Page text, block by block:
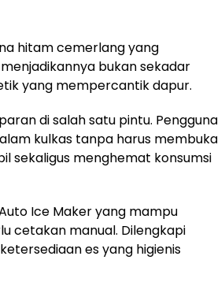
hitam cemerlang yang
bukan sekadar
yang mempercantik dapur.
di salah satu pintu. Pengguna
kulkas tanpa harus membuka
sekaligus menghemat konsumsi
Ice Maker yang mampu
cetakan manual. Dilengkapi
es yang higienis